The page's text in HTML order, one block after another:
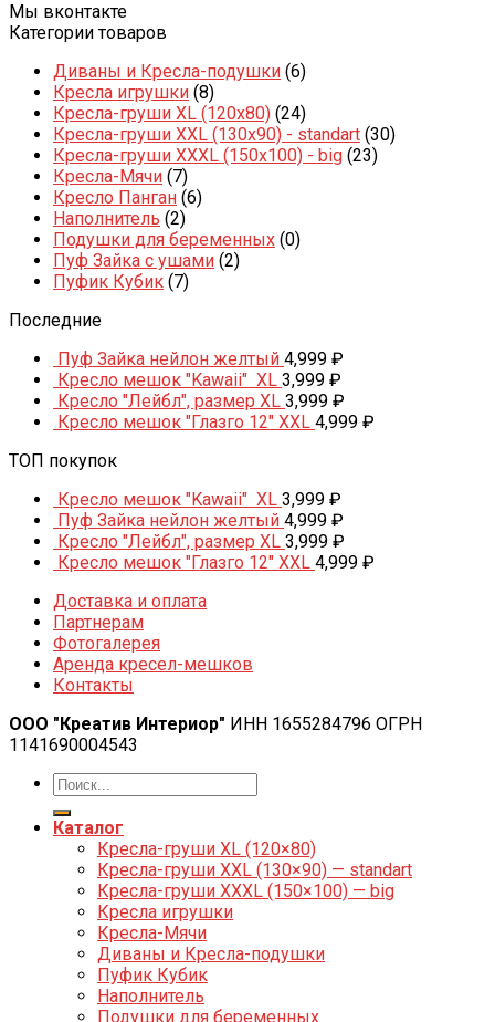
Мы вконтакте
Категории товаров
Диваны и Кресла-подушки (6)
Кресла игрушки (8)
Кресла-груши XL (120x80) (24)
Кресла-груши XXL (130x90) - standart (30)
Кресла-груши XXXL (150x100) - big (23)
Кресла-Мячи (7)
Кресло Панган (6)
Наполнитель (2)
Подушки для беременных (0)
Пуф Зайка с ушами (2)
Пуфик Кубик (7)
Последние
Пуф Зайка нейлон желтый 4,999 ₽
Кресло мешок "Kawaii" XL 3,999 ₽
Кресло "Лейбл", размер XL 3,999 ₽
Кресло мешок "Глазго 12" XXL 4,999 ₽
ТОП покупок
Кресло мешок "Kawaii" XL 3,999 ₽
Пуф Зайка нейлон желтый 4,999 ₽
Кресло "Лейбл", размер XL 3,999 ₽
Кресло мешок "Глазго 12" XXL 4,999 ₽
Доставка и оплата
Партнерам
Фотогалерея
Аренда кресел-мешков
Контакты
ООО "Креатив Интериор" ИНН 1655284796 ОГРН
1141690004543
Каталог
Кресла-груши XL (120×80)
Кресла-груши XXL (130×90) — standart
Кресла-груши XXXL (150×100) — big
Кресла игрушки
Кресла-Мячи
Диваны и Кресла-подушки
Пуфик Кубик
Наполнитель
Подушки для беременных